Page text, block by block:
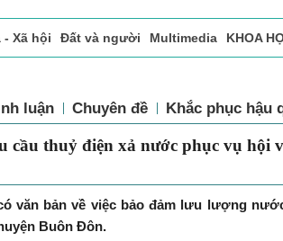
- Xã hội Đất và người Multimedia KHOA
luận Chuyên đề Khắc phục hậu
cầu thuỷ điện xả nước phục vụ hội
văn bản về việc bảo đảm lưu lượng
Buôn Đôn.